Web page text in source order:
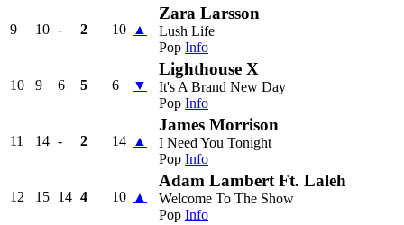
9 10 - 2 10 ▲
Zara Larsson
Lush Life
Pop Info
10 9 6 5 6 ▼
Lighthouse X
It's A Brand New Day
Pop Info
11 14 - 2 14 ▲
James Morrison
I Need You Tonight
Pop Info
12 15 14 4 10 ▲
Adam Lambert Ft. Laleh
Welcome To The Show
Pop Info